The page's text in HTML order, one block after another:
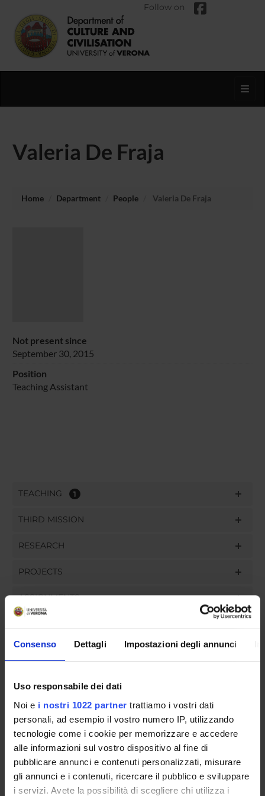
Consenso Dettagli Impostazioni degli annunci
Uso responsabile dei dati
Noi e i nostri 1022 partner trattiamo i vostri dati
personali, ad esempio il vostro numero IP, utilizzando
tecnologie come i cookie per memorizzare e accedere
alle informazioni sul vostro dispositivo al fine di
pubblicare annunci e contenuti personalizzati, misurare
gli annunci e i contenuti, ricercare il pubblico e sviluppare
i servizi. Avete la possibilità di scegliere chi utilizza i
Follow on
Valeria De Fraja
Home Department People Valeria De Fraja
Not present since
September 30, 2015
Position
Teaching Assistant
TEACHING 1
THIRD MISSION
RESEARCH
PROJECTS
ASSIGNMENTS
ORGANISATION
GOVERNANCE
COMMITTEES
DEPARTMENT ADMINISTRATION OFFICES
STUDENT ADMINISTRATION OFFICES